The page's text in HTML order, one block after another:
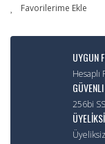
UYGUN
Hesaplı
256bi